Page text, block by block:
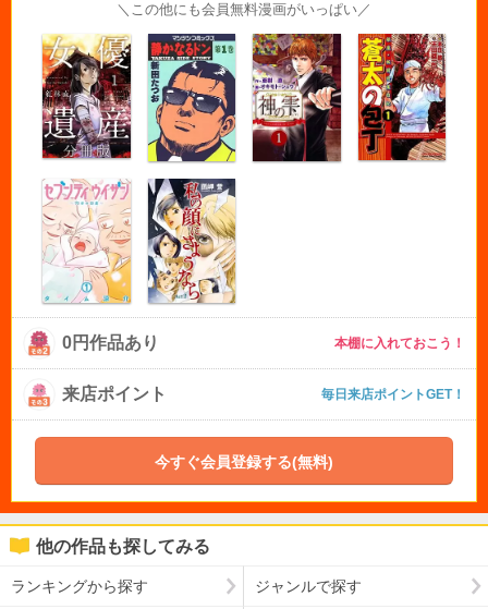
＼この他にも会員無料漫画がいっぱい／
0円作品あり 本棚に入れておこう！
来店ポイント 毎日来店ポイントGET！
今すぐ会員登録する(無料)
他の作品も探してみる
ランキングから探す ジャンルで探す